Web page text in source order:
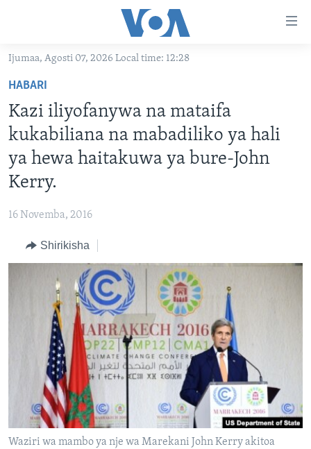
Nenda
kuu
Nenda
katika
urambazaji
Nenda
katika
TANZANIA
JAMHURI YA KIDEMOKRASIA YA KONGO
AFRIKA
DUNIANI LEO
MAISHA NA AFYA
MATANGAZO YETU
ALFAJIRI 0300 UTC
JARIDA LA WIKIENDI
MAHOJIANO MAALUM: HABARI POTOFU
TUFUATE
Ijumaa, Agosti 07, 2026 Local time: 12:28
HABARI
Kazi iliyofanywa na mataifa
kukabiliana na mabadiliko ya hali
ya hewa haitakuwa ya bure-John
Kerry.
16 Novemba, 2016
Shirikisha
Waziri wa mambo ya nje wa Marekani John Kerry akitoa